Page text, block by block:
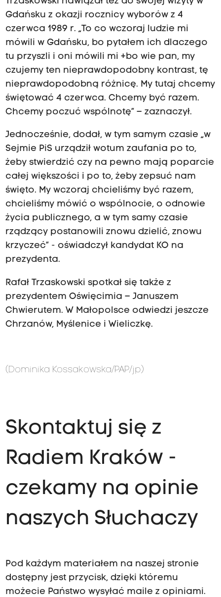
Gdańsku z okazji rocznicy wyborów z 4
czerwca 1989 r. „To co wczoraj ludzie mi
mówili w Gdańsku, bo pytałem ich dlaczego
tu przyszli i oni mówili mi +bo wie pan, my
czujemy ten nieprawdopodobny kontrast, tę
nieprawdopodobną różnicę. My tutaj chcemy
świętować 4 czerwca. Chcemy być razem.
Chcemy poczuć wspólnotę” – zaznaczył.
Jednocześnie, dodał, w tym samym czasie „w
Sejmie PiS urządził wotum zaufania po to,
żeby stwierdzić czy na pewno mają poparcie
całej większości i po to, żeby zepsuć nam
święto. My wczoraj chcieliśmy być razem,
chcieliśmy mówić o wspólnocie, o odnowie
życia publicznego, a w tym samy czasie
rządzący postanowili znowu dzielić, znowu
krzyczeć” - oświadczył kandydat KO na
prezydenta.
Rafał Trzaskowski spotkał się także z
prezydentem Oświęcimia – Januszem
Chwierutem. W Małopolsce odwiedzi jeszcze
Chrzanów, Myślenice i Wieliczkę.
(Dominika Kossakowska/PAP/jp)
Skontaktuj się z
Radiem Kraków -
czekamy na opinie
naszych Słuchaczy
Pod każdym materiałem na naszej stronie
dostępny jest przycisk, dzięki któremu
możecie Państwo wysyłać maile z opiniami.